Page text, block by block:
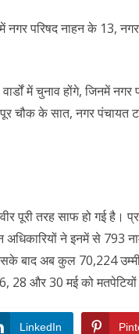
नगर परिषद नाहन के 13,
में चुनाव होंगे, जिनमें
चौक के सात, नगर पंचायत
पूरी तरह साफ हो गई है।
अधिकारियों ने इनमें से 793
बाद अब कुल 70,224
और 30 मई को मतपेटियों
LinkedIn